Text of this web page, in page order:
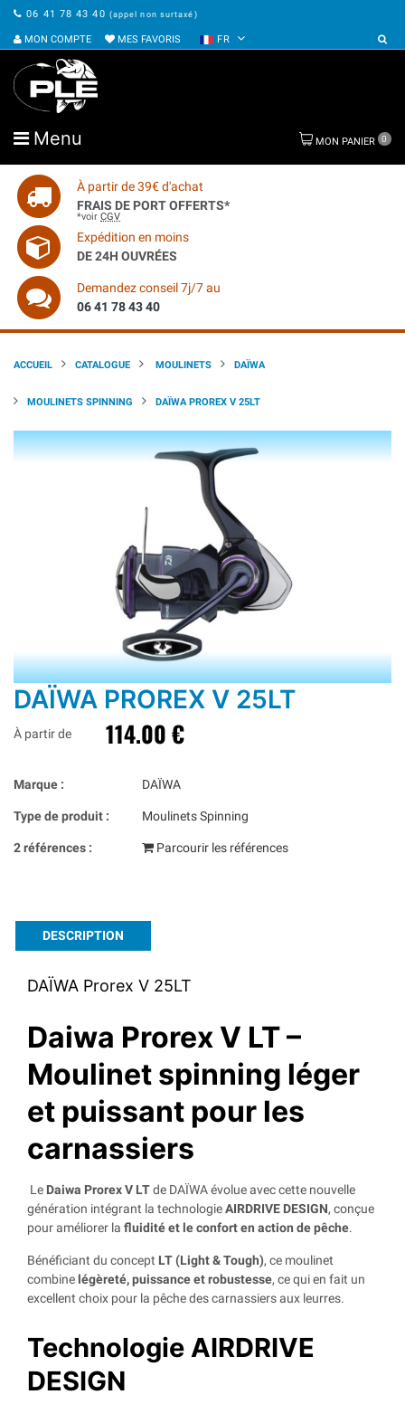
06 41 78 43 40 (appel non surtaxé)
MON COMPTE MES FAVORIS FR
Menu MON PANIER 0
À partir de 39€ d'achat
FRAIS DE PORT OFFERTS*
*voir CGV
Expédition en moins
DE 24H OUVRÉES
Demandez conseil 7j/7 au
06 41 78 43 40
ACCUEIL CATALOGUE MOULINETS DAÏWA
MOULINETS SPINNING DAÏWA PROREX V 25LT
DAÏWA PROREX V 25LT
À partir de 114.00 €
Marque : DAÏWA
Type de produit : Moulinets Spinning
2 références : Parcourir les références
DESCRIPTION
DAÏWA Prorex V 25LT
Daiwa Prorex V LT –
Moulinet spinning léger
et puissant pour les
carnassiers
Le Daiwa Prorex V LTde DAÏWA évolue avec cette nouvelle
génération intégrant la technologieAIRDRIVE DESIGN, conçue
pour améliorer la fluidité et le confort en action de pêche.
Bénéficiant du concept LT (Light & Tough), ce moulinet
combine légèreté, puissance et robustesse, ce qui en fait un
excellent choix pour la pêche des carnassiers aux leurres.
Technologie AIRDRIVE
DESIGN